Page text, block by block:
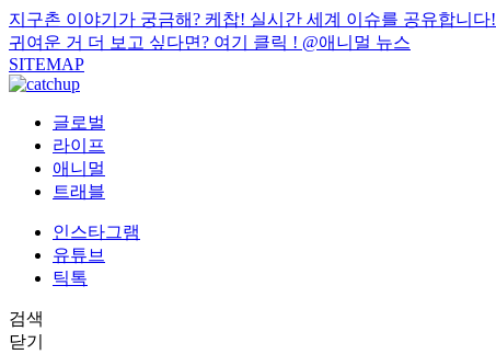
지구촌 이야기가 궁금해? 케찹! 실시간 세계 이슈를 공유합니다!
귀여운 거 더 보고 싶다면? 여기 클릭 ! @애니멀 뉴스
SITEMAP
글로벌
라이프
애니멀
트래블
인스타그램
유튜브
틱톡
검색
닫기